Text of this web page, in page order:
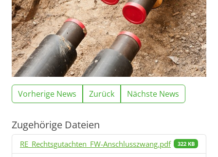
Vorherige News Zurück Nächste News
Zugehörige Dateien
RE_Rechtsgutachten_FW-Anschlusszwang.pdf 322 KB